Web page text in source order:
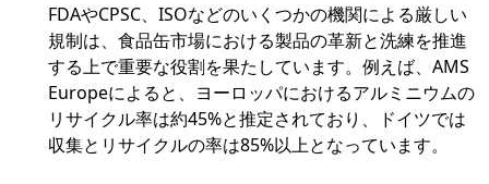
FDAやCPSC、ISOなどのいくつかの機関による厳しい
規制は、食品缶市場における製品の革新と洗練を推進
する上で重要な役割を果たしています。例えば、AMS
Europeによると、ヨーロッパにおけるアルミニウムの
リサイクル率は約45%と推定されており、ドイツでは
収集とリサイクルの率は85%以上となっています。